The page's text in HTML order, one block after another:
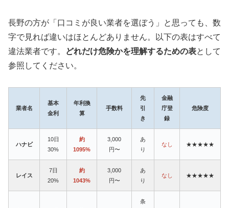
長野の方が「口コミが良い業者を選ぼう」と思っても、数
字で見れば違いはほとんどありません。以下の表はすべて
違法業者です。
どれだけ危険かを理解するための表として
参照してください。
業者名
基本
金利
年利換
算
手数料
先
引
き
金融
庁登
録
危険度
ハナビ
10日
30%
約
1095%
3,000
円〜
あ
り
なし ★★★★★
レイス
7日
20%
約
1043%
3,000
円〜
あ
り
なし ★★★★★
条